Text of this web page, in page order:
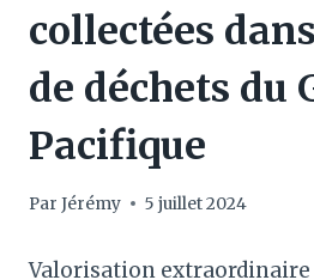
collectées
de déchets du
Pacifique
Par Jérémy 5 juillet 2024
Valorisation extraordinaire